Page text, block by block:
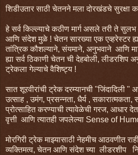
शिडीउतार साठी चेतनने मला दोरखंडचे सुरक्षा
हे सर्व किल्ल्याचे कठीण मार्ग असले तरी ते
आणि संदेश मुळे ! चेतन सारख्या एक एव्हरेस्टर ह्या
तांत्रिक कौशल्याने, संयमाने, अनुभवाने आणि
ह्या सर्व ठिकाणी चेतन ची देहबोली, लीडरशिप
ट्रेकला गेल्याचे वैशिष्ट्य !
सात शूरवीरांची ट्रेक दरम्यानची "जिंदादिली "
उत्साह , उमंग, प्रसन्नता, धैर्य ,
प्रोत्साहित करण्याची त्यावेळेची गरज, आधार
वृत्ती आणि त्यातही जपलेल्या Sense of
मोरगिरी ट्रेक माझ्यासाठी नेहमीच आठवणीत
व्यक्तिमत्व, चेतन आणि संदेश च्या लीडरशीप